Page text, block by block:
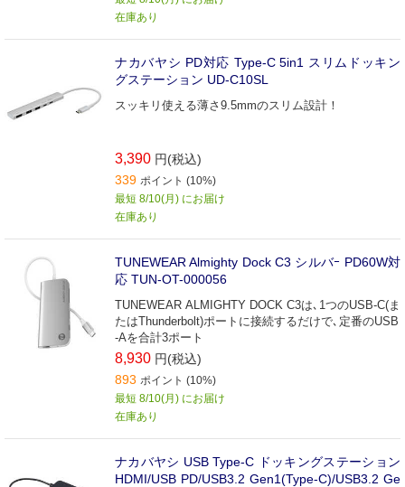
在庫あり
ナカバヤシ PD対応 Type-C 5in1 スリムドッキン
グステーション UD-C10SL
スッキリ使える薄さ9.5mmのスリム設計！
3,390 円(税込)
339 ポイント (10%)
最短 8/10(月) にお届け
在庫あり
TUNEWEAR Almighty Dock C3 シルバｰ PD60W対
応 TUN-OT-000056
TUNEWEAR ALMIGHTY DOCK C3は､1つのUSB-C(ま
たはThunderbolt)ポートに接続するだけで､定番のUSB
-Aを合計3ポート
8,930 円(税込)
893 ポイント (10%)
最短 8/10(月) にお届け
在庫あり
ナカバヤシ USB Type-C ドッキングステーション
HDMI/USB PD/USB3.2 Gen1(Type-C)/USB3.2 Ge